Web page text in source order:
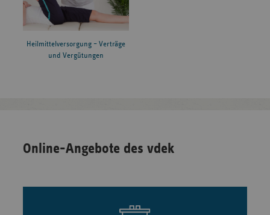
Heilmittelversorgung – Verträge
und Vergütungen
Online-Angebote des vdek